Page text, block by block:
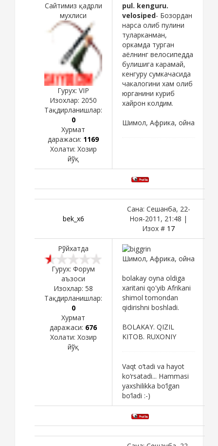
Сайтимиз қадрли
мухлиси
Гурух: VIP
Изохлар: 2050
Тақдирланишлар:
0
Хурмат
даражаси: 1169
Холати: Хозир
йўқ
pul. kenguru.
velosiped- Бозордан
нарса олиб пулини
туларканман,
оркамда турган
аёлнинг велосипедда
булишига карамай,
кенгуру сумкачасида
чакалогини хам олиб
юрганини куриб
хайрон колдим.
Шимол, Африка, ойна
bek_x6
Сана: Сешанба, 22-
Ноя-2011, 21:48 |
Изох # 17
Рўйхатда
Гурух: Форум
аъзоси
Изохлар: 58
Тақдирланишлар:
0
Хурмат
даражаси: 676
Холати: Хозир
йўқ
Шимол, Африка, ойна
bolakay oyna oldiga
xaritani qo'yib Afrikani
shimol tomondan
qidirishni boshladi.
BOLAKAY. QIZIL
KITOB. RUXONIY
Vaqt o‘tadi va hayot
ko‘rsatadi... Hammasi
yaxshilikka bo‘lgan
bo‘ladi :-)